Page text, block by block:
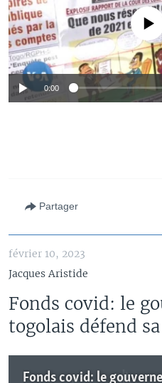
No media source
0:00
Partager
février 10, 2023
Jacques Aristide
Fonds covid: le
togolais défend